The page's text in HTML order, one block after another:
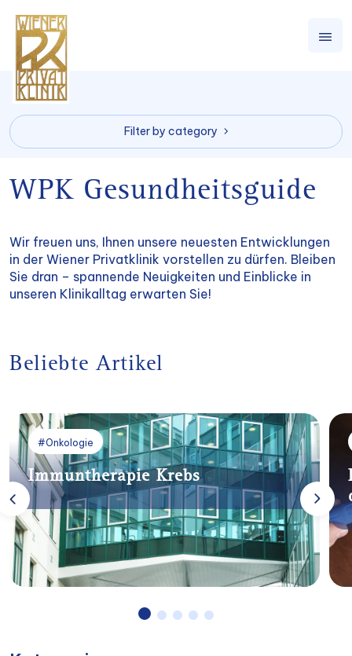
Filter by category
WPK Gesundheitsguide
Wir freuen uns, Ihnen unsere neuesten Entwicklungen
in der Wiener Privatklinik vorstellen zu dürfen. Bleiben
Sie dran – spannende Neuigkeiten und Einblicke in
unseren Klinikalltag erwarten Sie!
Beliebte Artikel
#Onkologie
Immuntherapie Krebs